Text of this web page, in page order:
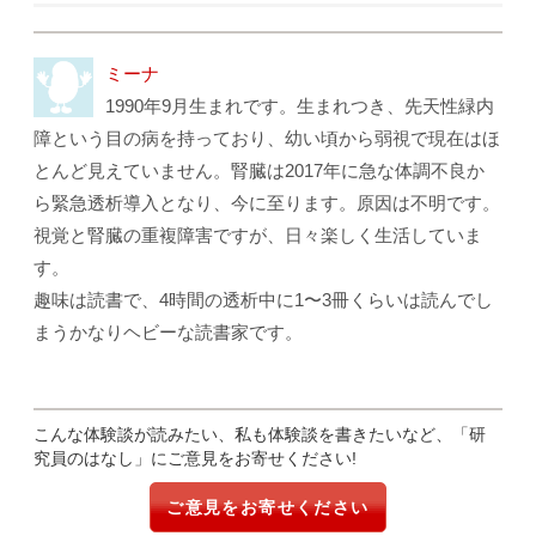
ミーナ
1990年9月生まれです。生まれつき、先天性緑内
障という目の病を持っており、幼い頃から弱視で現在はほ
とんど見えていません。腎臓は2017年に急な体調不良か
ら緊急透析導入となり、今に至ります。原因は不明です。
視覚と腎臓の重複障害ですが、日々楽しく生活していま
す。
趣味は読書で、4時間の透析中に1〜3冊くらいは読んでし
まうかなりヘビーな読書家です。
こんな体験談が読みたい、私も体験談を書きたいなど、「研
究員のはなし」にご意見をお寄せください!
ご意見をお寄せください